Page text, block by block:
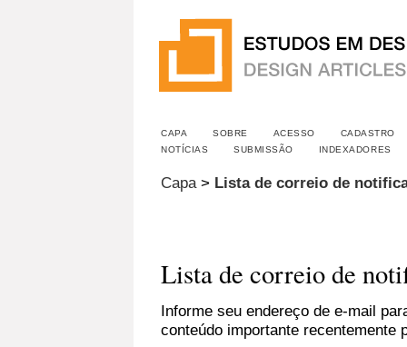
CAPA SOBRE ACESSO
CADASTRO
NOTÍCIAS
SUBMISSÃO INDEXADORES
Capa> Lista de correio de
Lista de correio de
Informe seu endereço de e-mail
conteúdo importante recentemente